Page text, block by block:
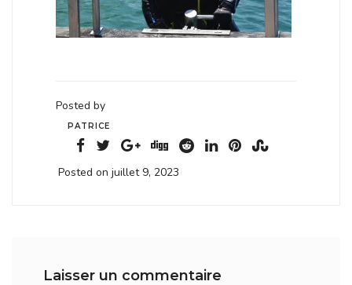
Posted by
PATRICE
Posted on juillet 9, 2023
Laisser un commentaire